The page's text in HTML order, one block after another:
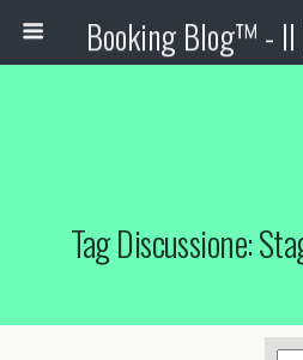
Tag Discussione: